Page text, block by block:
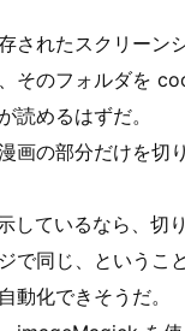
されたスクリーン
そのフォルダを
読めるはずだ。
画の部分だけを切
しているなら、切
で同じ、というこ
動化できそうだ。